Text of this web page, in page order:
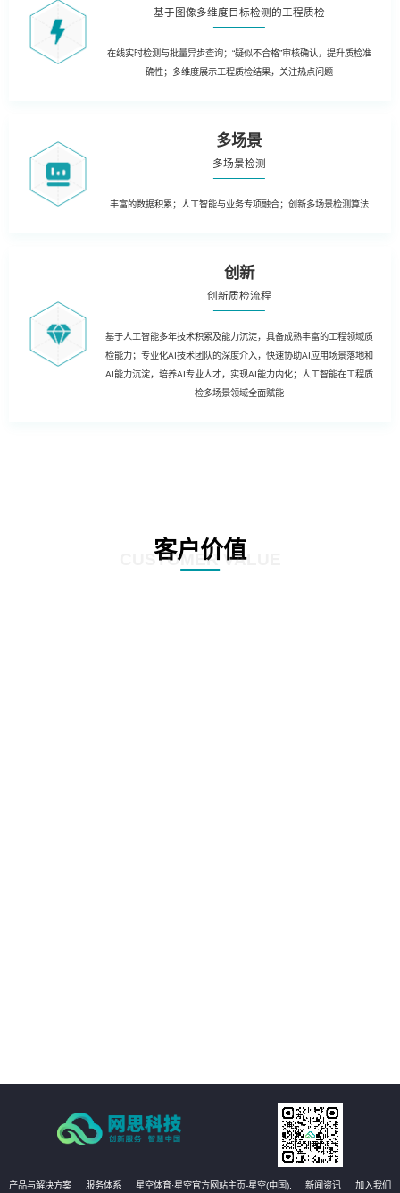
基于图像多维度目标检测的工程质检
在线实时检测与批量异步查询；“疑似不合格”审核确认，提升质检准
确性；多维度展示工程质检结果，关注热点问题
多场景
多场景检测
丰富的数据积累；人工智能与业务专项融合；创新多场景检测算法
创新
创新质检流程
基于人工智能多年技术积累及能力沉淀，具备成熟丰富的工程领域质
检能力；专业化AI技术团队的深度介入，快速协助AI应用场景落地和
AI能力沉淀，培养AI专业人才，实现AI能力内化；人工智能在工程质
检多场景领域全面赋能
客户价值
CUSTOMER VALUE
产品与解决方案 服务体系 星空体育·星空官方网站主页-星空(中国), 新闻资讯 加入我们